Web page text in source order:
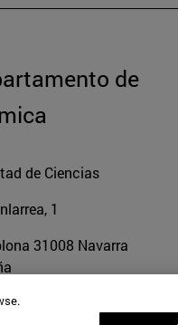
de
de Ciencias
1
31008 Navarra